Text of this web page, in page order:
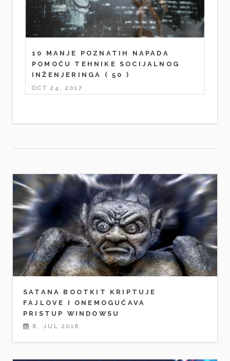
10 MANJE POZNATIH NAPADA
POMOĆU TEHNIKE SOCIJALNOG
INŽENJERINGA
( 50 )
OCT 24, 2017
SATANA BOOTKIT KRIPTUJE
FAJLOVE I ONEMOGUĆAVA
PRISTUP WINDOWSU
8. JUL 2016.